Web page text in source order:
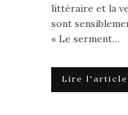
littéraire et la
sont
« Le serment…
Lire l'article